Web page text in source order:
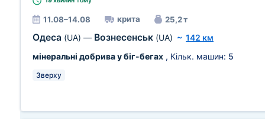
11.08–14.08 крита 25,2 т
Одеса (UA) — Вознесенськ (UA) ~ 142 км
мінеральні добрива у біг-бегах , Кільк. машин: 5
Зверху